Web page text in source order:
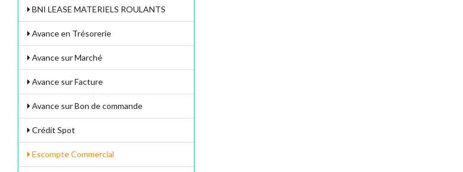
BNI LEASE MATERIELS ROULANTS
Avance en Trésorerie
Avance sur Marché
Avance sur Facture
Avance sur Bon de commande
Crédit Spot
Escompte Commercial